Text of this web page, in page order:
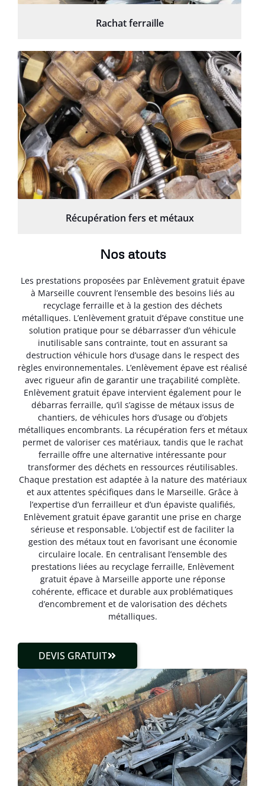
Rachat ferraille
Récupération fers et métaux
Nos atouts
Les prestations proposées par Enlèvement gratuit épave
à Marseille couvrent l’ensemble des besoins liés au
recyclage ferraille et à la gestion des déchets
métalliques. L’enlèvement gratuit d’épave constitue une
solution pratique pour se débarrasser d’un véhicule
inutilisable sans contrainte, tout en assurant sa
destruction véhicule hors d’usage dans le respect des
règles environnementales. L’enlèvement épave est réalisé
avec rigueur afin de garantir une traçabilité complète.
Enlèvement gratuit épave intervient également pour le
débarras ferraille, qu’il s’agisse de métaux issus de
chantiers, de véhicules hors d’usage ou d’objets
métalliques encombrants. La récupération fers et métaux
permet de valoriser ces matériaux, tandis que le rachat
ferraille offre une alternative intéressante pour
transformer des déchets en ressources réutilisables.
Chaque prestation est adaptée à la nature des matériaux
et aux attentes spécifiques dans le Marseille. Grâce à
l’expertise d’un ferrailleur et d’un épaviste qualifiés,
Enlèvement gratuit épave garantit une prise en charge
sérieuse et responsable. L’objectif est de faciliter la
gestion des métaux tout en favorisant une économie
circulaire locale. En centralisant l’ensemble des
prestations liées au recyclage ferraille, Enlèvement
gratuit épave à Marseille apporte une réponse
cohérente, efficace et durable aux problématiques
d’encombrement et de valorisation des déchets
métalliques.
DEVIS GRATUIT